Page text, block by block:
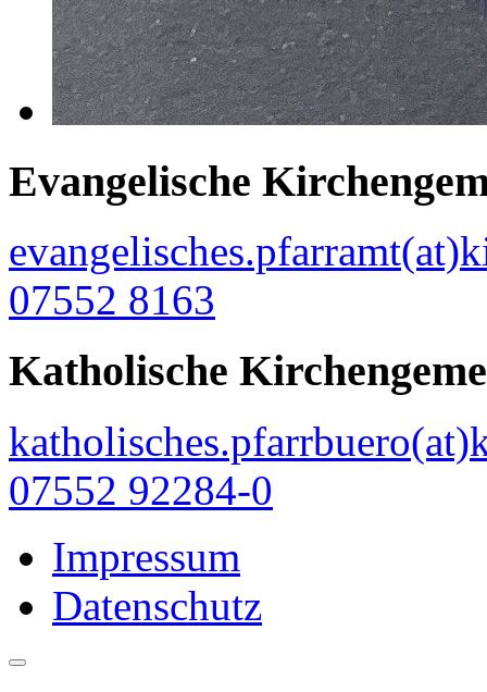
Evangelische
07552 8163
Katholische
07552 92284-0
Impressum
Datenschutz